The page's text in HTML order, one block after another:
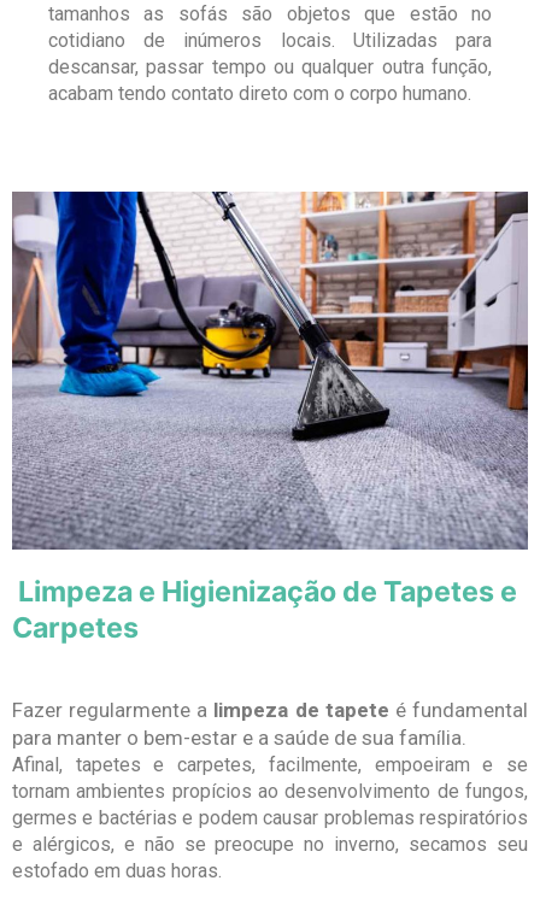
tamanhos as sofás são objetos que estão no
cotidiano de inúmeros locais. Utilizadas para
descansar, passar tempo ou qualquer outra função,
acabam tendo contato direto com o corpo humano.
Limpeza e Higienização de Tapetes e
Carpetes
Fazer regularmente a limpeza de tapete é fundamental
para manter o bem-estar e a saúde de sua família.
Afinal, tapetes e carpetes, facilmente, empoeiram e se
tornam ambientes propícios ao desenvolvimento de fungos,
germes e bactérias e podem causar problemas respiratórios
e alérgicos, e não se preocupe no inverno, secamos seu
estofado em duas horas.